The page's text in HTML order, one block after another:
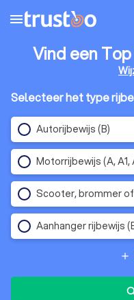
menu
Vind een Top
Selecteer het type
Autorijbewijs (B)
Motorrijbewijs (A, A1,
Scooter, brommer
Aanhanger rijbewijs
add